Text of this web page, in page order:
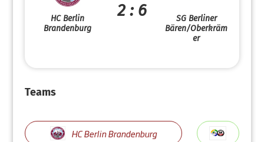
HC Berlin
Brandenburg
2 : 6
SG Berliner
Bären/Oberkräm
er
Teams
HC Berlin Brandenburg